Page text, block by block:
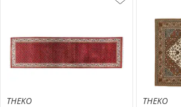
THEKO
THEKO